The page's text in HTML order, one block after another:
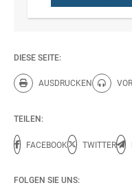
DIESE SEITE:
AUSDRUCKEN
Diese Seite
TEILEN:
FACEBOOK TWITTER
FOLGEN SIE UNS: